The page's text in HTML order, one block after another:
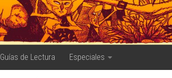
Guías de Lectura Especiales